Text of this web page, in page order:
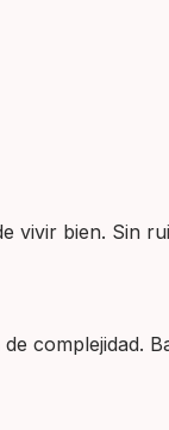
vivir bien. Sin
complejidad.